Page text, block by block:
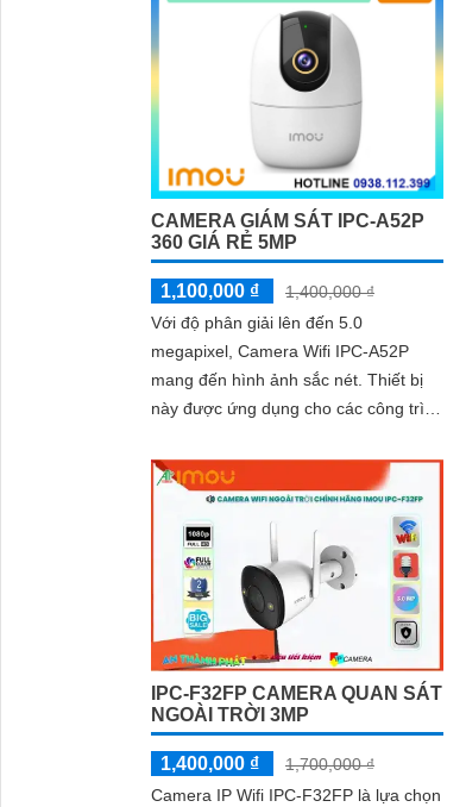
CAMERA GIÁM SÁT IPC-A52P
360 GIÁ RẺ 5MP
1,100,000 ₫
1,400,000 ₫
Với độ phân giải lên đến 5.0
megapixel, Camera Wifi IPC-A52P
mang đến hình ảnh sắc nét. Thiết bị
này được ứng dụng cho các công trình
quan...
IPC-F32FP CAMERA QUAN SÁT
NGOÀI TRỜI 3MP
1,400,000 ₫
1,700,000 ₫
Camera IP Wifi IPC-F32FP là lựa chọn